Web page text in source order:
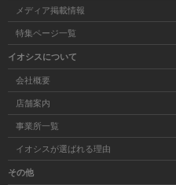
メディア掲載情報
特集ページ一覧
イオシスについて
会社概要
店舗案内
事業所一覧
イオシスが選ばれる理由
その他